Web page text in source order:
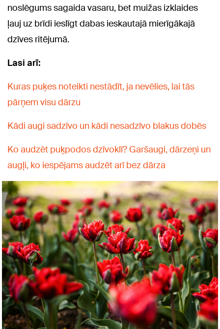
noslēgums sagaida vasaru, bet muižas izklaides
ļauj uz brīdi ieslīgt dabas ieskautajā mierīgākajā
dzīves ritējumā.
Lasi arī:
Kuras puķes noteikti nestādīt, ja nevēlies, lai tās
pārņem visu dārzu
Kādi augi sadzīvo un kādi nesadzīvo blakus dobēs
Ko audzēt puķpodos dzīvoklī? Garšaugi, dārzeņi un
augļi, ko iespējams audzēt arī bez dārza